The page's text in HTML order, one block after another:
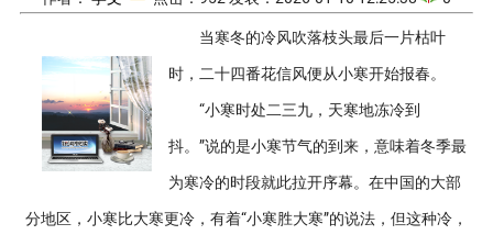
当寒冬的冷风吹落枝头最后一片枯叶
时，二十四番花信风便从小寒开始报春。
“小寒时处二三九，天寒地冻冷到
抖。”说的是小寒节气的到来，意味着冬季最
为寒冷的时段就此拉开序幕。在中国的大部
分地区，小寒比大寒更冷，有着“小寒胜大寒”的说法，但这种冷，